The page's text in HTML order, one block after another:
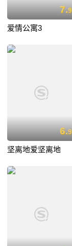
7.9
爱情公寓3
6.9
坚离地爱坚离地